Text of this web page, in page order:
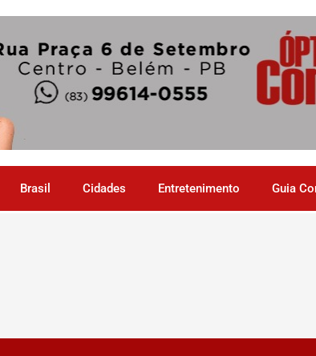
Brasil Cidades Entretenimento Guia